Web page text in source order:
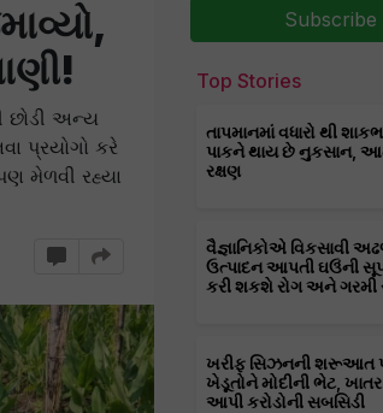
છોડી અન્ય
પ્રયોગો કરે
મેળવી રહ્યા
Subscribe
Top Stories
તાપમાનમાં વધારો થી
પાકને થાય છે નુકસાન,
રક્ષણ
વૈજ્ઞાનિકોએ વિકસાવી
ઉત્પાદન આપતી ઘઉંની
કરી શકશે રોગ અને
ખરીફ સિઝનની શરૂઆત
ખેડૂતોને મોદીની ભેટ, ખાતર
આપી કરોડોની સબસિડી